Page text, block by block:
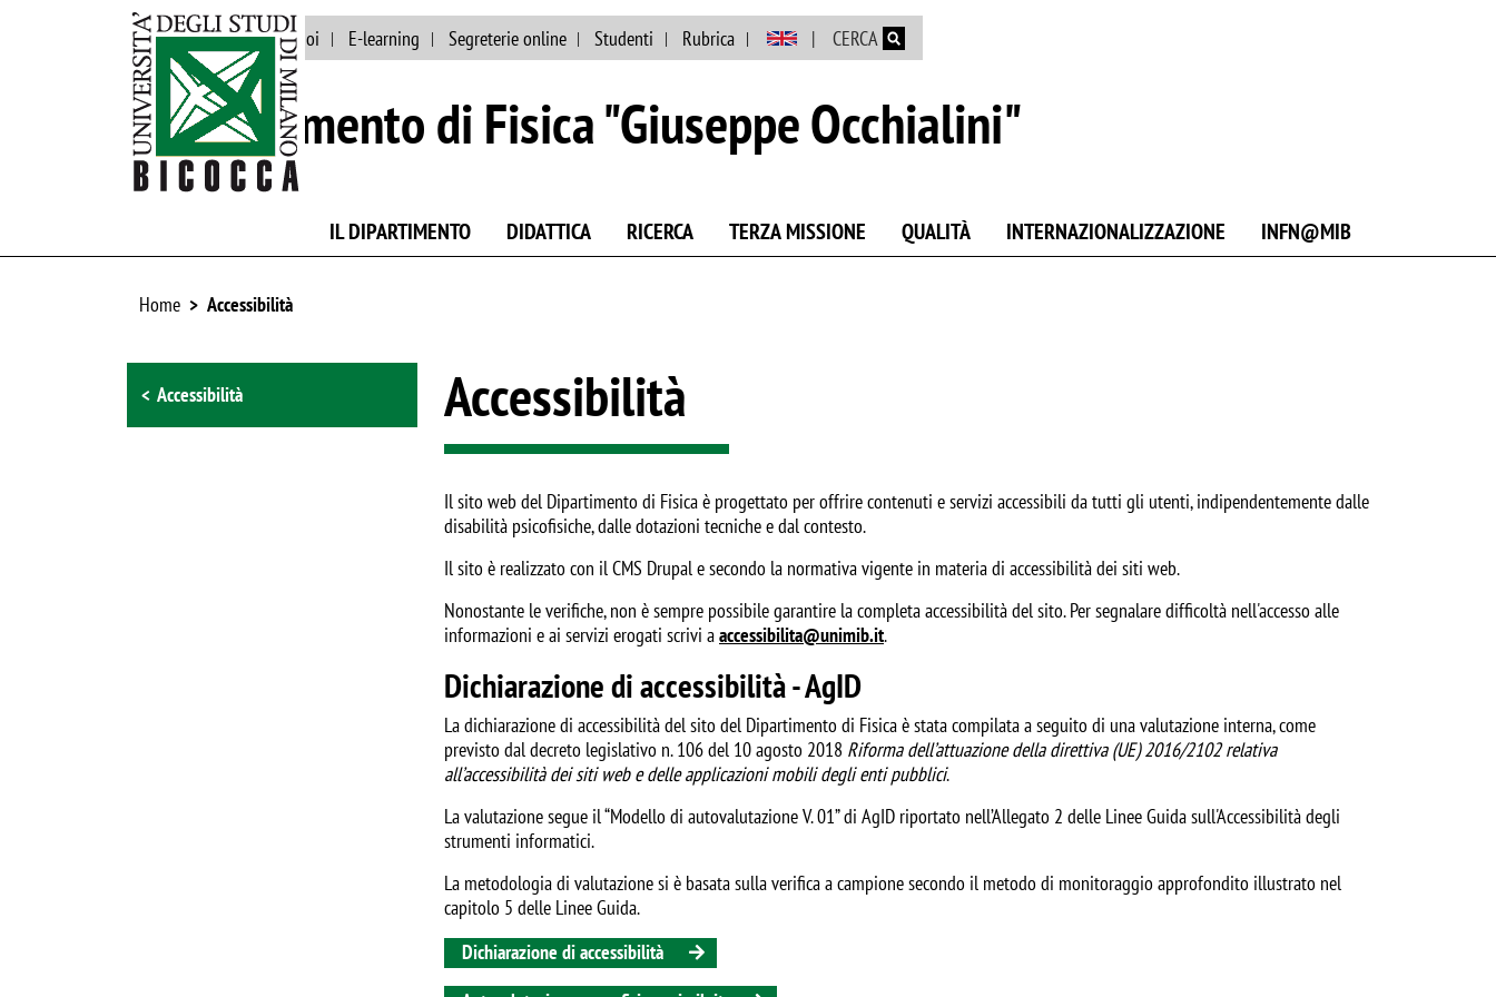
Salta al contenuto principale
Ateneo Lavora con noi E-learning Segreterie online Studenti Rubrica CERCA
Dipartimento di Fisica "Giuseppe Occhialini"
IL DIPARTIMENTO DIDATTICA RICERCA TERZA MISSIONE QUALITÀ INTERNAZIONALIZZAZIONE INFN@MIB
Home Accessibilità
Browse the section
Accessibilità Accessibilità
Il sito web del Dipartimento di Fisica è progettato per offrire contenuti e servizi accessibili da tutti gli utenti, indipendentemente dalle
disabilità psicofisiche, dalle dotazioni tecniche e dal contesto.
Il sito è realizzato con il CMS Drupal e secondo la normativa vigente in materia di accessibilità dei siti web.
Nonostante le verifiche, non è sempre possibile garantire la completa accessibilità del sito. Per segnalare difficoltà nell'accesso alle
informazioni e ai servizi erogati scrivi aaccessibilita@unimib.it.
Dichiarazione di accessibilità - AgID
La dichiarazione di accessibilità del sito del Dipartimento di Fisica è stata compilata a seguito di una valutazione interna, come
previsto dal decreto legislativo n. 106 del 10 agosto 2018 Riforma dell’attuazione della direttiva (UE) 2016/2102 relativa
all’accessibilità dei siti web e delle applicazioni mobili degli enti pubblici.
La valutazione segue il “Modello di autovalutazione V. 01” di AgID riportato nell’Allegato 2 delle Linee Guida sull'Accessibilità degli
strumenti informatici.
La metodologia di valutazione si è basata sulla verifica a campione secondo il metodo di monitoraggio approfondito illustrato nel
capitolo 5 delle Linee Guida.
Dichiarazione di accessibilità